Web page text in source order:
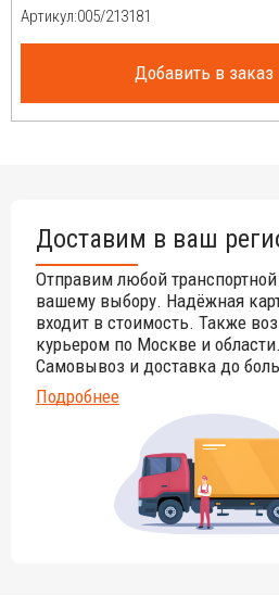
Артикул:
Добавить в заказ
Доставим в ваш
Отправим любой
вашему выбору. Надёжная
входит в стоимость. Также
курьером по Москве и области.
Самовывоз и доставка до
Подробнее